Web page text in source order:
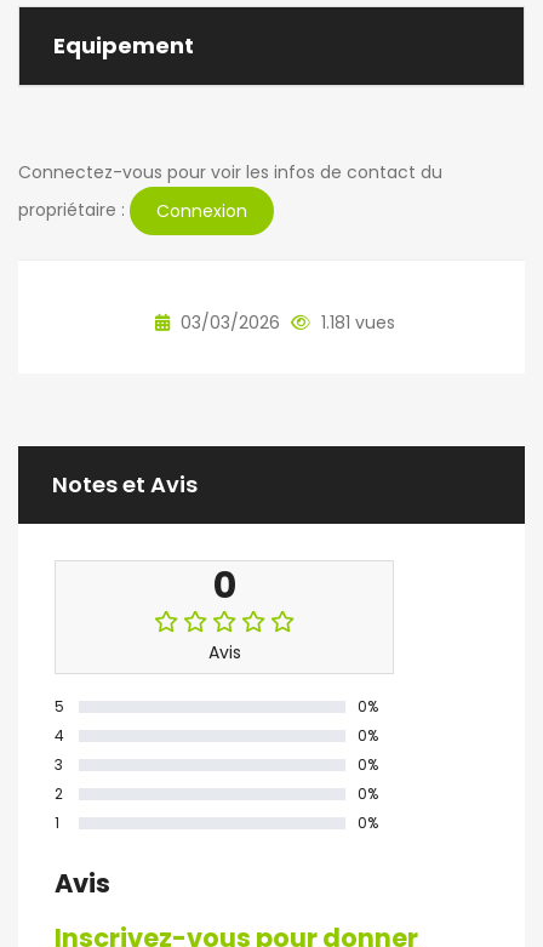
Equipement
Connectez-vous pour voir les infos de contact du
propriétaire :
Connexion
03/03/2026 1.181 vues
Notes et Avis
0
Avis
5
0%
4
0%
3
0%
2
0%
1
0%
Avis
Inscrivez-vous pour donner